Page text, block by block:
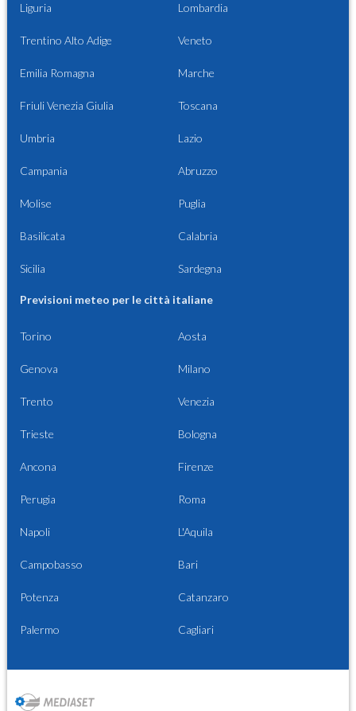
Liguria Lombardia
Trentino Alto Adige Veneto
Emilia Romagna Marche
Friuli Venezia Giulia Toscana
Umbria Lazio
Campania Abruzzo
Molise Puglia
Basilicata Calabria
Sicilia Sardegna
Previsioni meteo per le città italiane
Torino Aosta
Genova Milano
Trento Venezia
Trieste Bologna
Ancona Firenze
Perugia Roma
Napoli L'Aquila
Campobasso Bari
Potenza Catanzaro
Palermo Cagliari